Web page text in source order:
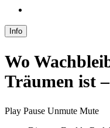
Info
Wo
Träumen ist
Play Pause Unmute Mute